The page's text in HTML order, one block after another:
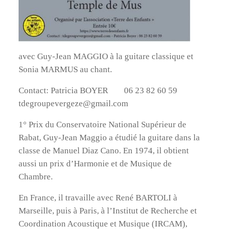
avec Guy-Jean MAGGIO à la guitare classique et
Sonia MARMUS au chant.
Contact: Patricia BOYER 06 23 82 60 59
tdegroupevergeze@gmail.com
1° Prix du Conservatoire National Supérieur de
Rabat, Guy-Jean Maggio a étudié la guitare dans la
classe de Manuel Diaz Cano. En 1974, il obtient
aussi un prix d’Harmonie et de Musique de
Chambre.
En France, il travaille avec René BARTOLI à
Marseille, puis à Paris, à l’Institut de Recherche et
Coordination Acoustique et Musique (IRCAM),